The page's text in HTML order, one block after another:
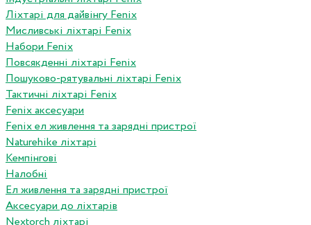
Ліхтарі для дайвінгу Fenix
Мисливські ліхтарі Fenix
Набори Fenix
Повсякденні ліхтарі Fenix
Пошуково-рятувальні ліхтарі Fenix
Тактичні ліхтарі Fenix
Fenix аксесуари
Fenix ел живлення та зарядні пристрої
Naturehike ліхтарі
Кемпінгові
Налобні
Ел живлення та зарядні пристрої
Аксесуари до ліхтарів